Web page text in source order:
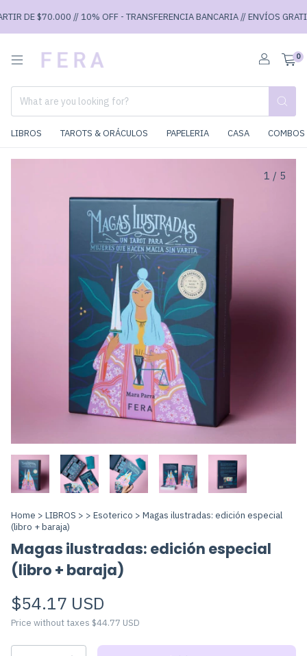
DE $70.000 // 10% OFF - TRANSFERENCIA BANCARIA // ENVÍOS
0
LIBROS TAROTS & ORÁCULOS PAPELERIA CASA
1 / 5
Home > LIBROS > > Esoterico > Magas ilustradas: edición especial
(libro + baraja)
Magas ilustradas: edición especial
(libro + baraja)
$54.17 USD
Price without taxes $44.77 USD